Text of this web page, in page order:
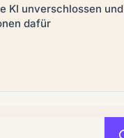
KI unverschlossen und
dafür